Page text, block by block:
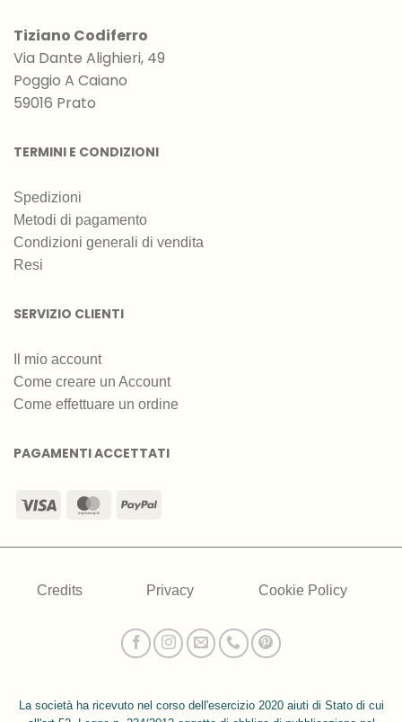
Tiziano Codiferro
Via Dante Alighieri, 49
Poggio A Caiano
59016 Prato
TERMINI E CONDIZIONI
Spedizioni
Metodi di pagamento
Condizioni generali di vendita
Resi
SERVIZIO CLIENTI
Il mio account
Come creare un Account
Come effettuare un ordine
PAGAMENTI ACCETTATI
Visa MasterCardPayPal
Credits Privacy Cookie Policy
La società ha ricevuto nel corso dell'esercizio 2020 aiuti di Stato di cui